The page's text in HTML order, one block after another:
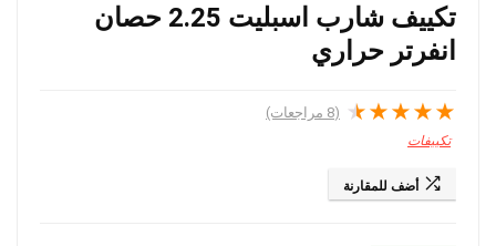
تكييف شارب اسبليت 2.25 حصان
انفرتر حراري
★
★
★
★
★
(
8 مراجعات)
تكييفات
أضف للمقارنة